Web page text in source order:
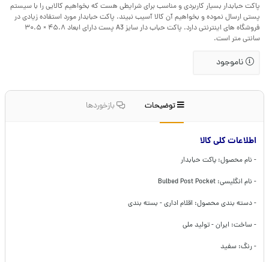
پاکت حبابدار بسیار کاربردی و مناسب برای شرایطی هست که بخواهیم کالایی را با سیستم
پستی ارسال نموده و بخواهیم آن کالا آسیب نبیند. پاکت حبابدار مورد استفاده زیادی در
فروشگاه های اینترنتی دارد. پاکت حباب دار سایز A3 پست دارای ابعاد ۴۵.۸ × ۳۰.۵
سانتی متر است.
ناموجود
توضیحات بازخوردها
اطلاعات کلی کالا
- نام محصول: پاکت حبابدار
- نام انگلیسی: Bulbed Post Pocket
- دسته بندی محصول: اقلام اداری - بسته بندی
- ساخت: ایران - تولید ملی
- رنگ: سفید